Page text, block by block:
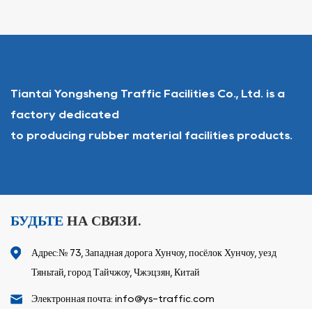
Tiantai Yongsheng Traffic Facilities Co., Ltd. is a
factory dedicated
to producing rubber material facilities products.
БУДЬТЕ НА СВЯЗИ.
Адрес:№ 73, Западная дорога Хунчоу, посёлок Хунчоу, уезд
Тяньтай, город Тайчжоу, Чжэцзян, Китай
Электронная почта: info@ys-traffic.com